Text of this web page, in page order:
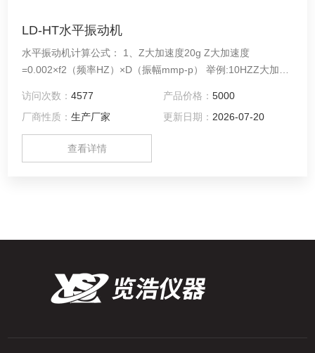
LD-HT水平振动机
水平振动机计算公式： 1、Z大加速度20g Z大加速度
=0.002×f2（频率HZ）×D（振幅mmp-p） 举例:10HZZ大加速
访问次数：4577 产品价格： 5000
厂商性质：生产厂家 更新日期： 2026-07-20
查看详情